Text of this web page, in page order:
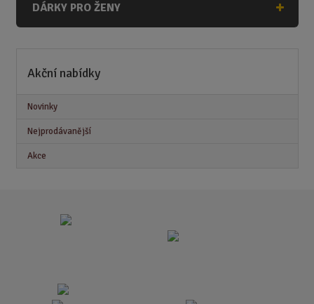
DÁRKY PRO ŽENY
Akční nabídky
Novinky
Nejprodávanější
Akce